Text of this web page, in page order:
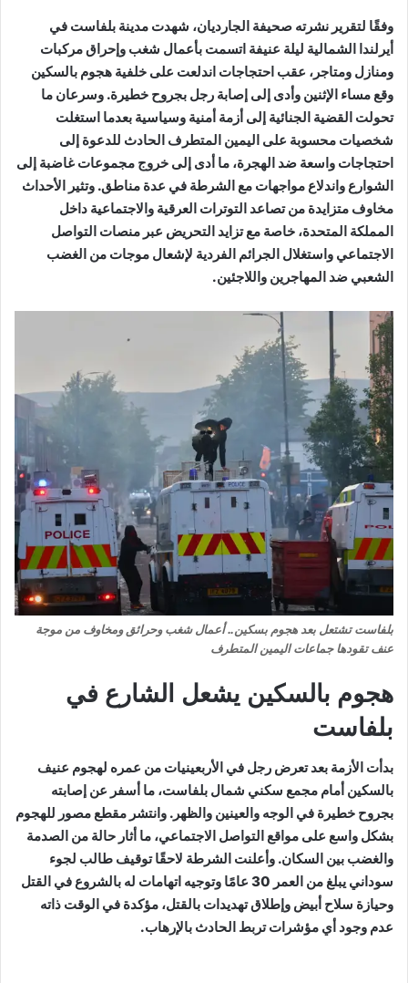
وفقًا لتقرير نشرته صحيفة الجارديان، شهدت مدينة بلفاست في
أيرلندا الشمالية ليلة عنيفة اتسمت بأعمال شغب وإحراق مركبات
ومنازل ومتاجر، عقب احتجاجات اندلعت على خلفية هجوم بالسكين
وقع مساء الإثنين وأدى إلى إصابة رجل بجروح خطيرة. وسرعان ما
تحولت القضية الجنائية إلى أزمة أمنية وسياسية بعدما استغلت
شخصيات محسوبة على اليمين المتطرف الحادث للدعوة إلى
احتجاجات واسعة ضد الهجرة، ما أدى إلى خروج مجموعات غاضبة إلى
الشوارع واندلاع مواجهات مع الشرطة في عدة مناطق. وتثير الأحداث
مخاوف متزايدة من تصاعد التوترات العرقية والاجتماعية داخل
المملكة المتحدة، خاصة مع تزايد التحريض عبر منصات التواصل
الاجتماعي واستغلال الجرائم الفردية لإشعال موجات من الغضب
الشعبي ضد المهاجرين واللاجئين.
بلفاست تشتعل بعد هجوم بسكين.. أعمال شغب وحرائق ومخاوف من موجة
عنف تقودها جماعات اليمين المتطرف
هجوم بالسكين يشعل الشارع في
بلفاست
بدأت الأزمة بعد تعرض رجل في الأربعينيات من عمره لهجوم عنيف
بالسكين أمام مجمع سكني شمال بلفاست، ما أسفر عن إصابته
بجروح خطيرة في الوجه والعينين والظهر. وانتشر مقطع مصور للهجوم
بشكل واسع على مواقع التواصل الاجتماعي، ما أثار حالة من الصدمة
والغضب بين السكان. وأعلنت الشرطة لاحقًا توقيف طالب لجوء
سوداني يبلغ من العمر 30 عامًا وتوجيه اتهامات له بالشروع في القتل
وحيازة سلاح أبيض وإطلاق تهديدات بالقتل، مؤكدة في الوقت ذاته
عدم وجود أي مؤشرات تربط الحادث بالإرهاب.